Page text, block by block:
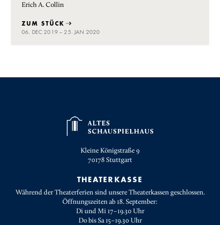
Erich A. Collin
ZUM STÜCK
06. DEC 2019 – 25. JAN 2020
Kleine Königstraße 9
70178Stuttgart
THEATERKASSE
Während der Theaterferien sind unsere Theaterkassen geschlossen.
Öffnungszeiten ab 18. September:
Di und Mi 17–19.30 Uhr
Do bis Sa 15–19.30 Uhr